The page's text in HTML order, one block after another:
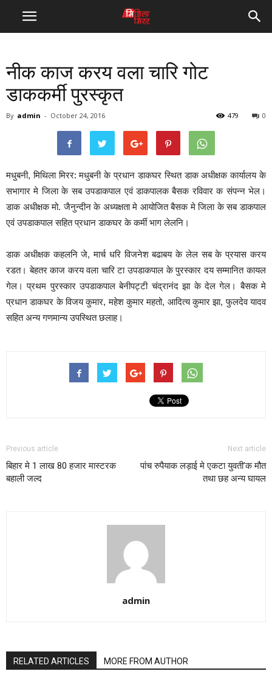
नीक काज करय वला चारि गोट
डाककर्मी पुरस्कृत
By admin - October 24, 2016 0
479
मधुबनी, मिथिला मिरर: मधुबनी के प्रधान डाकघर स्थित डाक अधीक्षक कार्यालय के
सभागार मे जिला के सब उपडाकपाल एवं डाकपालक बैसक रविवार क संपन्न भेल।
डाक अधीक्षक मो. जैनुन्दीन के अध्यक्षता मे आयोजित बैसक मे जिला के सब डाकपाल
एवं उपडाकपाल सहित प्रधान डाकघर के कर्मी भाग लेलनि।
डाक अधीक्षक कहलनि जे, मार्च धरि विजनेश बढाबय के लेल सब के प्रयास करय
रडत। बेहतर काज करय वला चारि टा उपडाकपाल के पुरस्कार दय सम्मानित कायल
गेल। प्रथम पुरस्कार उपडाकपाल बेनीपट्टी चंद्रानंद झा के देल गेल। बैसक मे
प्रधान डाकघर के विजय कुमार, महेश कुमार महतो, आदित्य कुमार झा, फुलदेव यादव
सहित अन्य गणमान्य उपस्थित छलाह।
Previous article
बिहार मे 1 लाख 80 हजार मास्टरक
बहाली जल्द
Next article
पांच रुपैयाक लड़ाई मे एकटा युवती’क मौत
तथा छह अन्य घायल
admin
RELATED ARTICLES MORE FROM AUTHOR